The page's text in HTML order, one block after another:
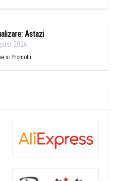
Astazi
2026
si Promotii